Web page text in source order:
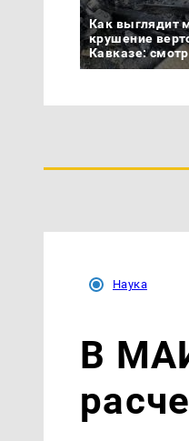
Как выглядит
крушение
Кавказе:
Наука
В